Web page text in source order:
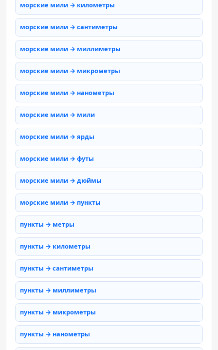
морские мили → километры
морские мили → сантиметры
морские мили → миллиметры
морские мили → микрометры
морские мили → нанометры
морские мили → мили
морские мили → ярды
морские мили → футы
морские мили → дюймы
морские мили → пункты
пункты → метры
пункты → километры
пункты → сантиметры
пункты → миллиметры
пункты → микрометры
пункты → нанометры